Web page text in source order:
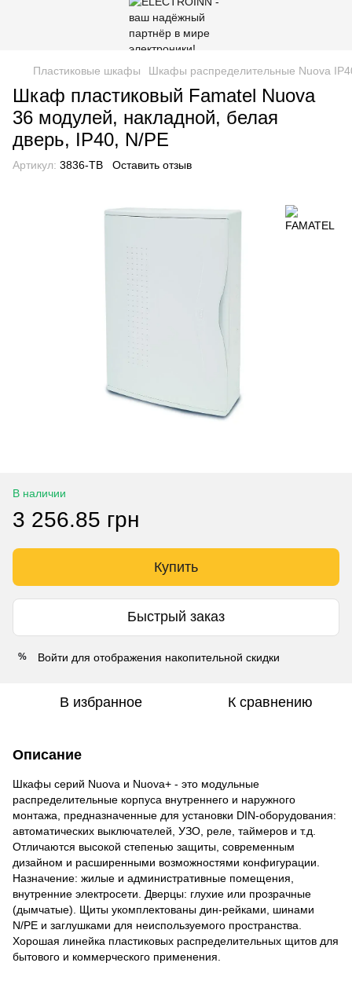
Пластиковые шкафы Шкафы распределительные Nuova
Шкаф пластиковый Famatel Nuova
36 модулей, накладной, белая
дверь, IP40, N/PE
Артикул: 3836-TB Оставить отзыв
В наличии
3 256.85 грн
Купить
Быстрый заказ
% Войти для отображения накопительной скидки
В избранное К сравнению
Описание
Шкафы серий Nuova и Nuova+ - это модульные
распределительные корпуса внутреннего и наружного
монтажа, предназначенные для установки DIN-оборудования:
автоматических выключателей, УЗО, реле, таймеров и т.д.
Отличаются высокой степенью защиты, современным
дизайном и расширенными возможностями конфигурации.
Назначение: жилые и административные помещения,
внутренние электросети. Дверцы: глухие или прозрачные
(дымчатые). Щиты укомплектованы дин-рейками, шинами
N/PE и заглушками для неиспользуемого пространства.
Хорошая линейка пластиковых распределительных щитов для
бытового и коммерческого применения.